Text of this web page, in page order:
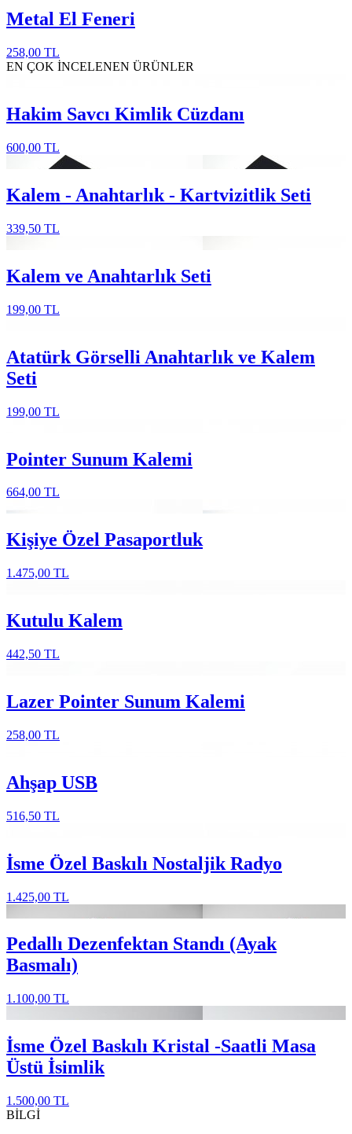
Metal El Feneri
258,00 TL
EN ÇOK İNCELENEN ÜRÜNLER
Hakim Savcı Kimlik Cüzdanı
600,00 TL
Kalem - Anahtarlık - Kartvizitlik Seti
339,50 TL
Kalem ve Anahtarlık Seti
199,00 TL
Atatürk Görselli Anahtarlık ve Kalem
Seti
199,00 TL
Pointer Sunum Kalemi
664,00 TL
Kişiye Özel Pasaportluk
1.475,00 TL
Kutulu Kalem
442,50 TL
Lazer Pointer Sunum Kalemi
258,00 TL
Ahşap USB
516,50 TL
İsme Özel Baskılı Nostaljik Radyo
1.425,00 TL
Pedallı Dezenfektan Standı (Ayak
Basmalı)
1.100,00 TL
İsme Özel Baskılı Kristal -Saatli Masa
Üstü İsimlik
1.500,00 TL
BİLGİ